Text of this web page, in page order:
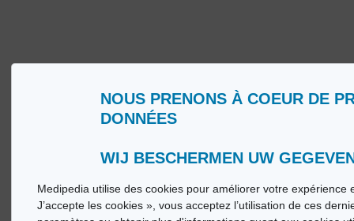
NOUS PRENONS À COEUR DE
DONNÉES
WIJ BESCHERMEN UW
Medipedia utilise des cookies pour améliorer votre expérience
J’accepte les cookies », vous acceptez l’utilisation de ces
Wie zijn wij?
Gebruiksvoorwaarden
©